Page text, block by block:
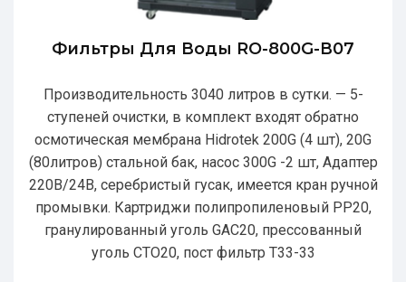
Фильтры Для Воды RO-800G-В07
Производительность 3040 литров в сутки. — 5-
ступеней очистки, в комплект входят обратно
осмотическая мембрана Hidrotek 200G (4 шт), 20G
(80литров) стальной бак, насос 300G -2 шт, Адаптер
220В/24В, серебристый гусак, имеется кран ручной
промывки. Картриджи полипропиленовый РР20,
гранулированный уголь GAC20, прессованный
уголь CTO20, пост фильтр T33-33